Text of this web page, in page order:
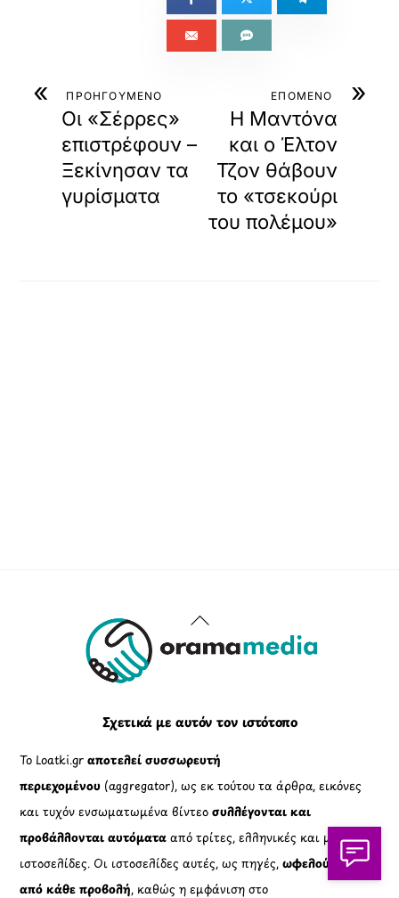
« ΠΡΟΗΓΟΥΜΕΝΟ
Οι «Σέρρες»
επιστρέφουν –
Ξεκίνησαν τα
γυρίσματα
»
ΕΠΟΜΕΝΟ
Η Μαντόνα
και ο Έλτον
Τζον θάβουν
το «τσεκούρι
του πολέμου»
Back
To
Σχετικά με αυτόν τον ιστότοπο
Το Loatki.grαποτελεί συσσωρευτή
περιεχομένου (aggregator), ως εκ τούτου τα άρθρα, εικόνες
και τυχόν ενσωματωμένα βίντεοσυλλέγονται και
προβάλλονται αυτόματααπό τρίτες, ελληνικές και μη,
ιστοσελίδες. Οι ιστοσελίδες αυτές, ως πηγές,ωφελούνται
από κάθε προβολή, καθώς η εμφάνιση στο